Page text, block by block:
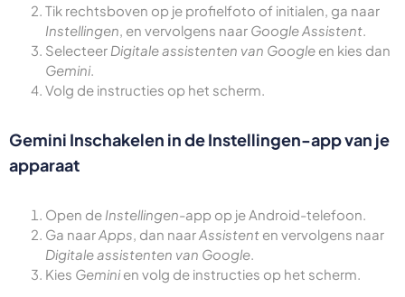
Tik rechtsboven op je profielfoto of initialen, ga naar
Instellingen, en vervolgens naar Google Assistent.
Selecteer Digitale assistenten van Google en kies dan
Gemini.
Volg de instructies op het scherm.
Gemini Inschakelen in de Instellingen-app van je
apparaat
Open de Instellingen-app op je Android-telefoon.
Ga naarApps, dan naarAssistent en vervolgens naar
Digitale assistenten van Google.
Kies Geminien volg de instructies op het scherm.